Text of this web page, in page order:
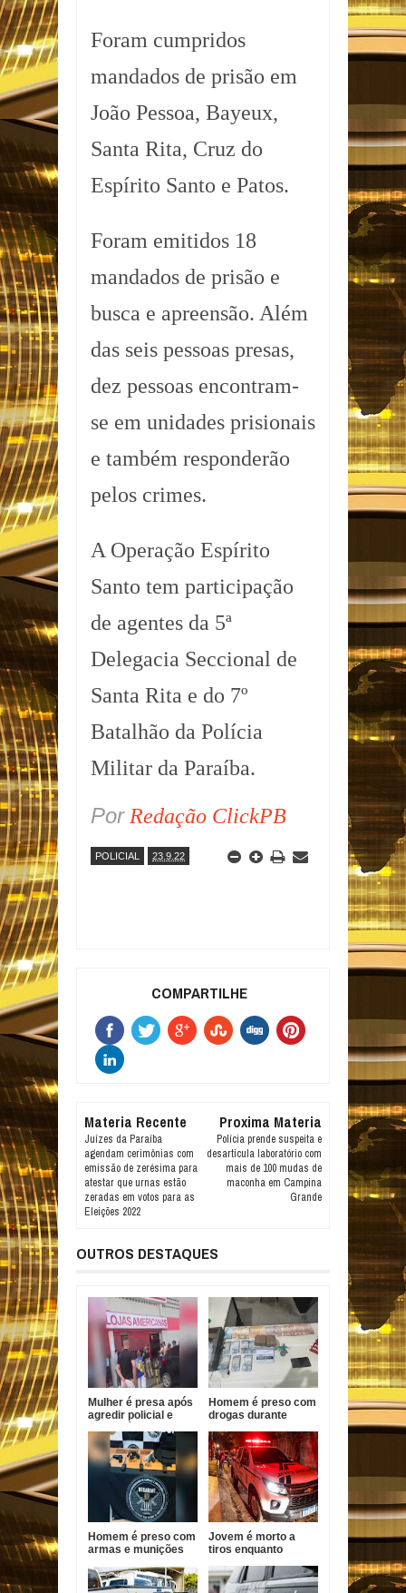
Foram cumpridos
mandados de prisão em
João Pessoa, Bayeux,
Santa Rita, Cruz do
Espírito Santo e Patos.
Foram emitidos 18
mandados de prisão e
busca e apreensão. Além
das seis pessoas presas,
dez pessoas encontram-
se em unidades prisionais
e também responderão
pelos crimes.
A Operação Espírito
Santo tem participação
de agentes da 5ª
Delegacia Seccional de
Santa Rita e do 7º
Batalhão da Polícia
Militar da Paraíba.
Por Redação ClickPB
POLICIAL 23.9.22
COMPARTILHE
Materia Recente
Juízes da Paraíba
agendam cerimônias com
emissão de zerésima para
atestar que urnas estão
zeradas em votos para as
Eleições 2022
Proxima Materia
Polícia prende suspeita e
desarticula laboratório com
mais de 100 mudas de
maconha em Campina
Grande
OUTROS DESTAQUES
Mulher é presa após
agredir policial e
Bayeux
Homem é preso com
drogas durante
Santa Helena
Homem é preso com
armas e munições
no Conde
Jovem é morto a
tiros enquanto
João Pessoa